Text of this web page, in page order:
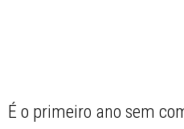
É o primeiro ano sem